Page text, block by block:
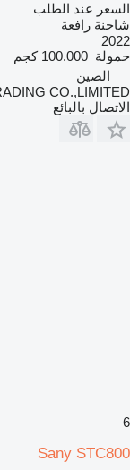
السعر عند الطلب
شاحنة رافعة
2022
حمولة 100.000 كجم
الصين
CO.,LIMITED
الاتصال بالبائع
6
Sany STC800